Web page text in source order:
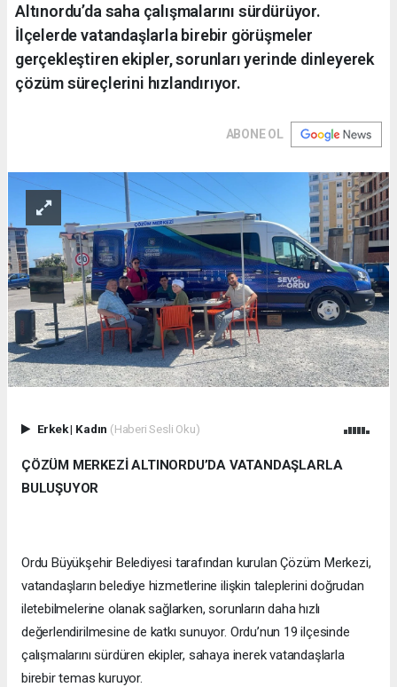
Altınordu’da saha çalışmalarını sürdürüyor.
İlçelerde vatandaşlarla birebir görüşmeler
gerçekleştiren ekipler, sorunları yerinde dinleyerek
çözüm süreçlerini hızlandırıyor.
ABONE OL
Erkek| Kadın (Haberi Sesli Oku)
ÇÖZÜM MERKEZİ ALTINORDU’DA VATANDAŞLARLA
BULUŞUYOR
Ordu Büyükşehir Belediyesi tarafından kurulan Çözüm Merkezi,
vatandaşların belediye hizmetlerine ilişkin taleplerini doğrudan
iletebilmelerine olanak sağlarken, sorunların daha hızlı
değerlendirilmesine de katkı sunuyor. Ordu’nun 19 ilçesinde
çalışmalarını sürdüren ekipler, sahaya inerek vatandaşlarla
birebir temas kuruyor.